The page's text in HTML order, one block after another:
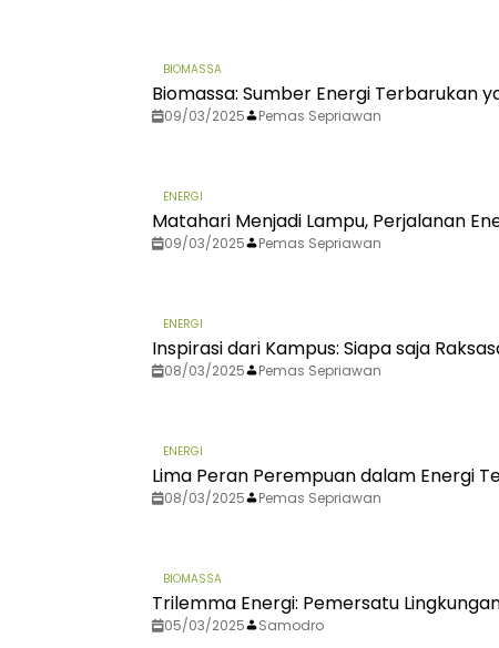
BIOMASSA
Biomassa: Sumber Energi Terbarukan
09/03/2025 Pemas Sepriawan
ENERGI
Matahari Menjadi Lampu, Perjalanan
09/03/2025 Pemas Sepriawan
ENERGI
Inspirasi dari Kampus: Siapa saja
08/03/2025 Pemas Sepriawan
ENERGI
Lima Peran Perempuan dalam Energi
08/03/2025 Pemas Sepriawan
BIOMASSA
Trilemma Energi: Pemersatu
05/03/2025 Samodro